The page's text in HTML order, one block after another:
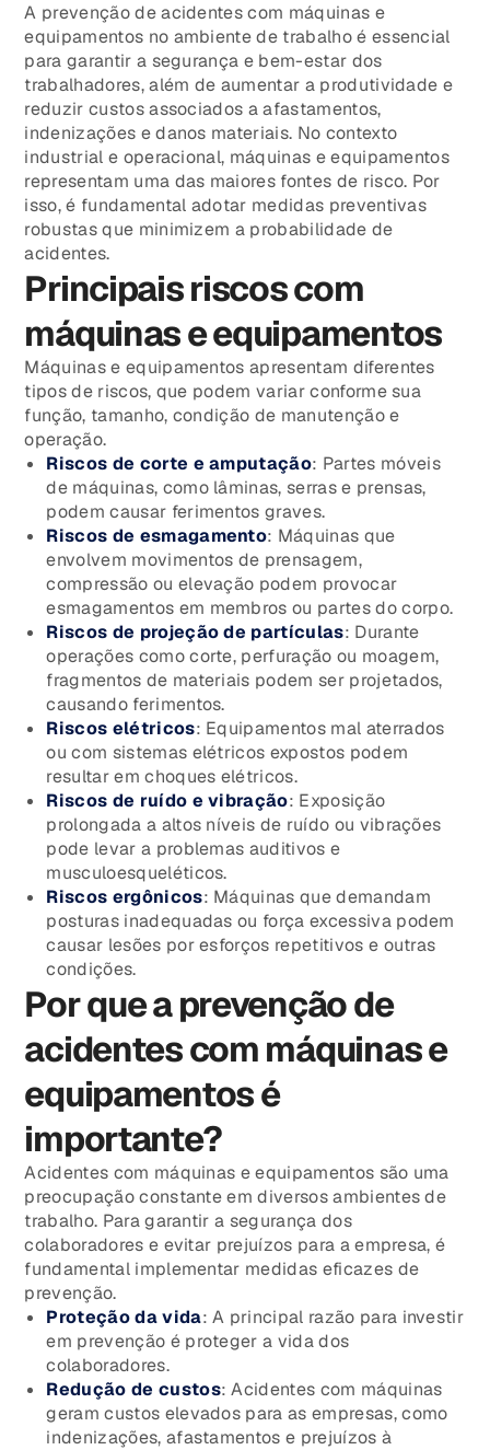
A prevenção de acidentes com máquinas e
equipamentos no ambiente de trabalho é essencial
para garantir a segurança e bem-estar dos
trabalhadores, além de aumentar a produtividade e
reduzir custos associados a afastamentos,
indenizações e danos materiais. No contexto
industrial e operacional, máquinas e equipamentos
representam uma das maiores fontes de risco. Por
isso, é fundamental adotar medidas preventivas
robustas que minimizem a probabilidade de
acidentes.
Principais riscos com
máquinas e equipamentos
Máquinas e equipamentos apresentam diferentes
tipos de riscos, que podem variar conforme sua
função, tamanho, condição de manutenção e
operação.
Riscos de corte e amputação: Partes móveis
de máquinas, como lâminas, serras e prensas,
podem causar ferimentos graves.
Riscos de esmagamento: Máquinas que
envolvem movimentos de prensagem,
compressão ou elevação podem provocar
esmagamentos em membros ou partes do corpo.
Riscos de projeção de partículas: Durante
operações como corte, perfuração ou moagem,
fragmentos de materiais podem ser projetados,
causando ferimentos.
Riscos elétricos: Equipamentos mal aterrados
ou com sistemas elétricos expostos podem
resultar em choques elétricos.
Riscos de ruído e vibração: Exposição
prolongada a altos níveis de ruído ou vibrações
pode levar a problemas auditivos e
musculoesqueléticos.
Riscos ergônicos: Máquinas que demandam
posturas inadequadas ou força excessiva podem
causar lesões por esforços repetitivos e outras
condições.
Por que a prevenção de
acidentes com máquinas e
equipamentos é
importante?
Acidentes com máquinas e equipamentos são uma
preocupação constante em diversos ambientes de
trabalho. Para garantir a segurança dos
colaboradores e evitar prejuízos para a empresa, é
fundamental implementar medidas eficazes de
prevenção.
Proteção da vida: A principal razão para investir
em prevenção é proteger a vida dos
colaboradores.
Redução de custos: Acidentes com máquinas
geram custos elevados para as empresas, como
indenizações, afastamentos e prejuízos à